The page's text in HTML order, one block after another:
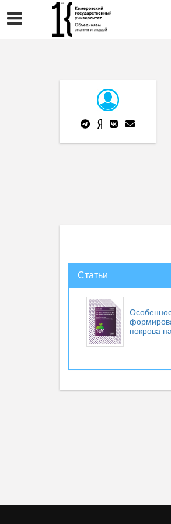
Статьи
покрова